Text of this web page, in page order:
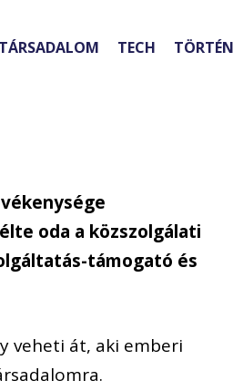
TÁRSADALOM TECH
oda a közszolgálati
támogató és
veheti át, aki emberi